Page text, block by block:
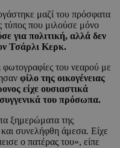
μαζί του πρόσφατα
τύπος που μιλούσε μόνο
για πολιτική, αλλά δεν
Τσάρλι Κερκ.
του νεαρού με
φίλο της οικογένειας
είχε ουσιαστικά
του πρόσωπα.
ξημερώματα της
συνελήφθη άμεσα. Είχε
ο πατέρας του», είπε